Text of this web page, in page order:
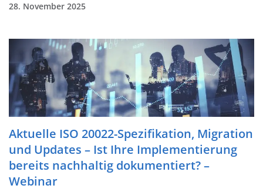
28. November 2025
Aktuelle ISO 20022-Spezifikation, Migration
und Updates – Ist Ihre Implementierung
bereits nachhaltig dokumentiert? –
Webinar